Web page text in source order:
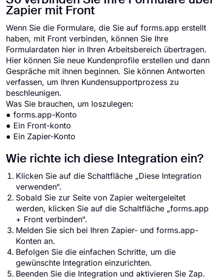
Zapier mit Front
Wenn Sie die Formulare, die Sie auf forms.app erstellt
haben, mit Front verbinden, können Sie Ihre
Formulardaten hier in Ihren Arbeitsbereich übertragen.
Hier können Sie neue Kundenprofile erstellen und dann
Gespräche mit ihnen beginnen. Sie können Antworten
verfassen, um Ihren Kundensupportprozess zu
beschleunigen.
Was Sie brauchen, um loszulegen:
● forms.app-Konto
● Ein Front-konto
● Ein Zapier-Konto
Wie richte ich diese Integration ein?
Klicken Sie auf die Schaltfläche „Diese Integration
verwenden“.
Sobald Sie zur Seite von Zapier weitergeleitet
werden, klicken Sie auf die Schaltfläche „forms.app
+ Front verbinden“.
Melden Sie sich bei Ihren Zapier- und forms.app-
Konten an.
Befolgen Sie die einfachen Schritte, um die
gewünschte Integration einzurichten.
Beenden Sie die Integration und aktivieren Sie Zap.